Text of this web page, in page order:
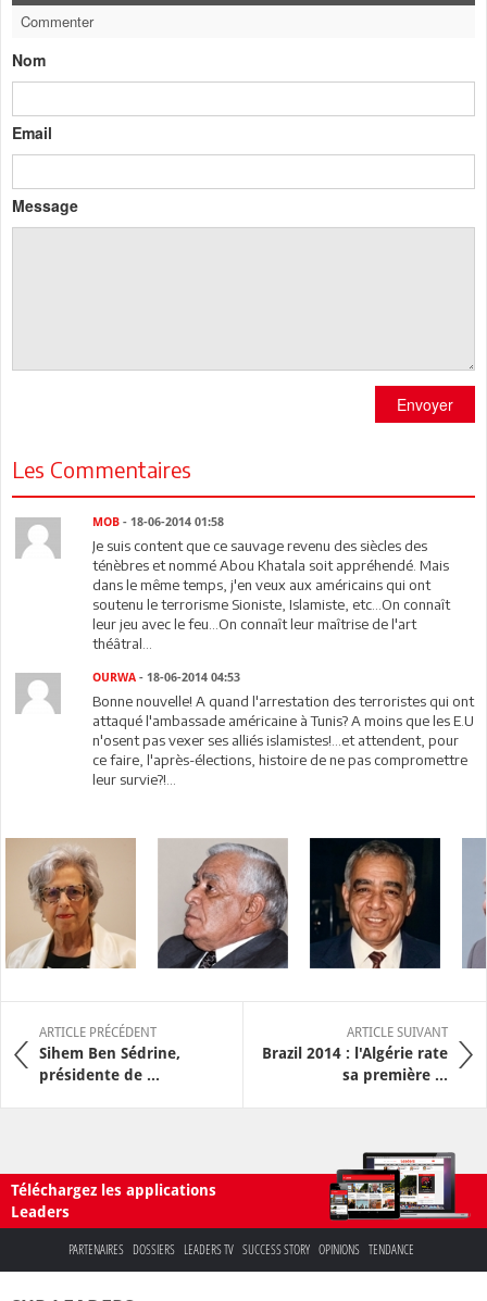
Commenter
Nom
Email
Message
Envoyer
Les Commentaires
MOB - 18-06-2014 01:58
Je suis content que ce sauvage revenu des siècles des
ténèbres et nommé Abou Khatala soit appréhendé. Mais
dans le même temps, j'en veux aux américains qui ont
soutenu le terrorisme Sioniste, Islamiste, etc...On connaît
leur jeu avec le feu...On connaît leur maîtrise de l'art
théâtral...
OURWA - 18-06-2014 04:53
Bonne nouvelle! A quand l'arrestation des terroristes qui ont
attaqué l'ambassade américaine à Tunis? A moins que les E.U
n'osent pas vexer ses alliés islamistes!...et attendent, pour
ce faire, l'après-élections, histoire de ne pas compromettre
leur survie?!...
ARTICLE PRÉCÉDENT
Sihem Ben Sédrine,
présidente de ...
ARTICLE SUIVANT
Brazil 2014 : l'Algérie rate
sa première ...
Téléchargez les applications
Leaders
PARTENAIRES DOSSIERS LEADERS TV SUCCESS STORY OPINIONS TENDANCE